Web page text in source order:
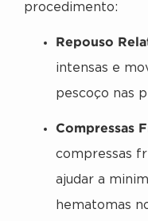
procedimento:
Repouso
intensas e
pescoço nas
Compressas
compressas
ajudar a
hematomas